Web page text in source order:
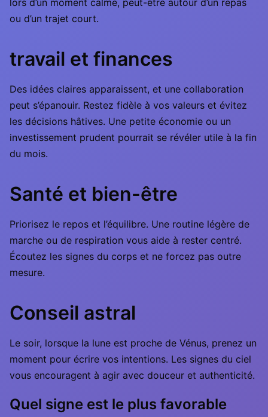
lors d’un moment calme, peut-être autour d’un repas
ou d’un trajet court.
travail et finances
Des idées claires apparaissent, et une collaboration
peut s’épanouir. Restez fidèle à vos valeurs et évitez
les décisions hâtives. Une petite économie ou un
investissement prudent pourrait se révéler utile à la fin
du mois.
Santé et bien-être
Priorisez le repos et l’équilibre. Une routine légère de
marche ou de respiration vous aide à rester centré.
Écoutez les signes du corps et ne forcez pas outre
mesure.
Conseil astral
Le soir, lorsque la lune est proche de Vénus, prenez un
moment pour écrire vos intentions. Les signes du ciel
vous encouragent à agir avec douceur et authenticité.
Quel signe est le plus favorable